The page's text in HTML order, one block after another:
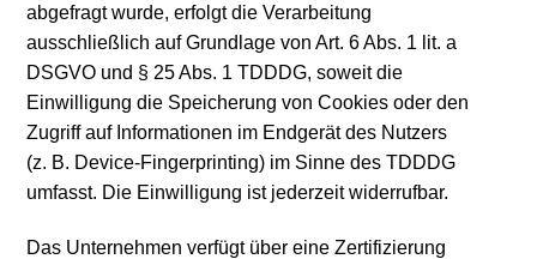
abgefragt wurde, erfolgt die Verarbeitung
ausschließlich auf Grundlage von Art. 6 Abs. 1 lit. a
DSGVO und § 25 Abs. 1 TDDDG, soweit die
Einwilligung die Speicherung von Cookies oder den
Zugriff auf Informationen im Endgerät des Nutzers
(z. B. Device-Fingerprinting) im Sinne des TDDDG
umfasst. Die Einwilligung ist jederzeit widerrufbar.
Das Unternehmen verfügt über eine Zertifizierung